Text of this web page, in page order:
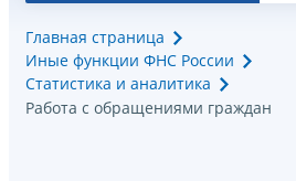
Главная страница
Иные функции ФНС России
Статистика и аналитика
Работа с обращениями граждан